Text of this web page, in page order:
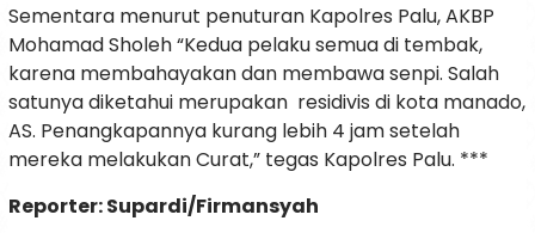
Sementara menurut penuturan Kapolres Palu, AKBP
Mohamad Sholeh “Kedua pelaku semua di tembak,
karena membahayakan dan membawa senpi. Salah
satunya diketahui merupakan residivis di kota manado,
AS. Penangkapannya kurang lebih 4 jam setelah
mereka melakukan Curat,” tegas Kapolres Palu. ***
Reporter: Supardi/Firmansyah